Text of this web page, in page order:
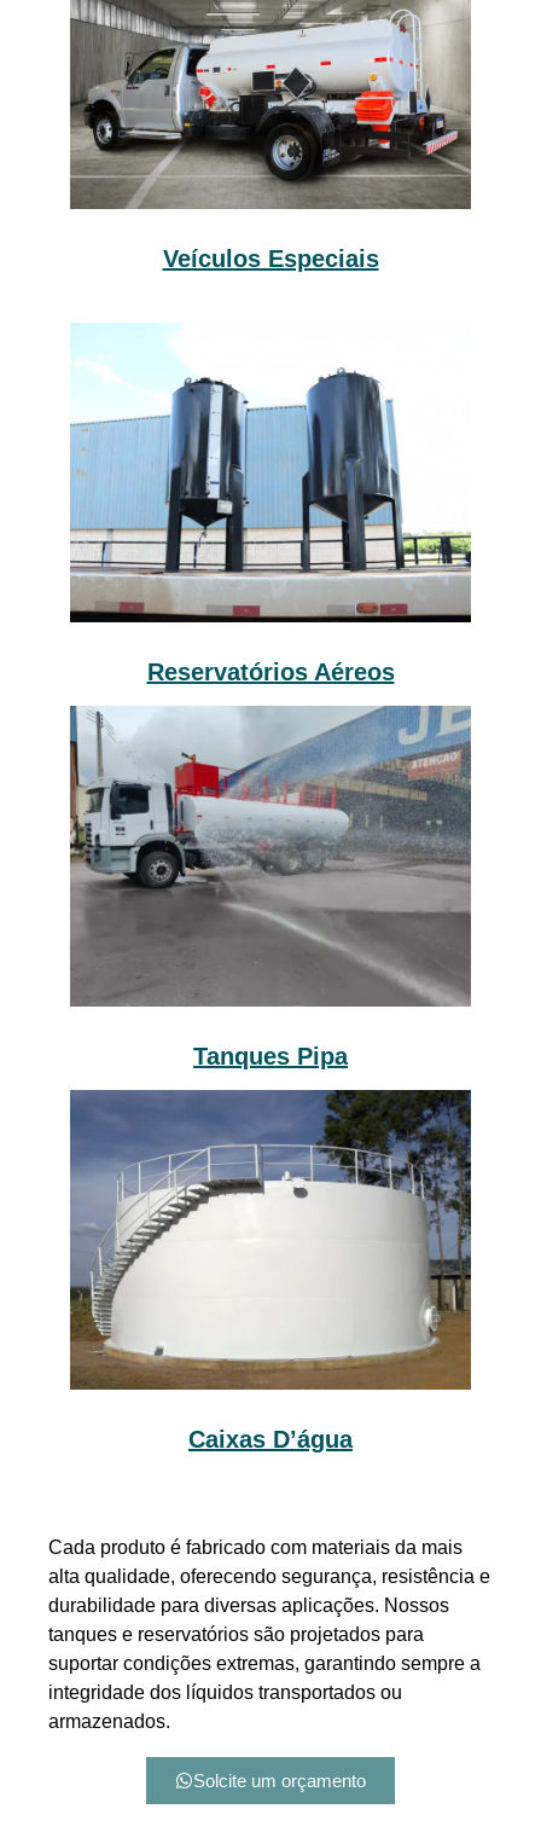
Veículos Especiais
Reservatórios Aéreos
Tanques Pipa
Caixas D’água
Cada produto é fabricado com materiais da mais
alta qualidade, oferecendo segurança, resistência e
durabilidade para diversas aplicações. Nossos
tanques e reservatórios são projetados para
suportar condições extremas, garantindo sempre a
integridade dos líquidos transportados ou
armazenados.
Solcite um orçamento